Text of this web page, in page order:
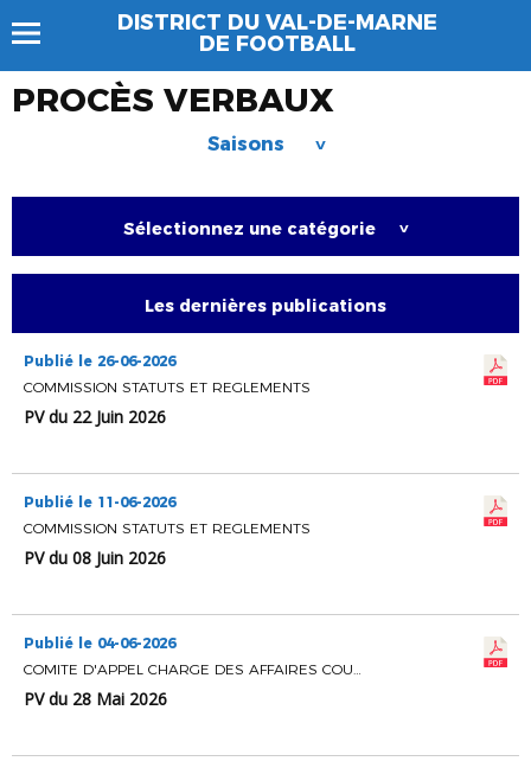
DISTRICT DU VAL-DE-MARNE
DE FOOTBALL
PROCÈS VERBAUX
Saisons >
Sélectionnez une catégorie >
Les dernières publications
Publié le 26-06-2026
COMMISSION STATUTS ET REGLEMENTS
PV du 22 Juin 2026
Publié le 11-06-2026
COMMISSION STATUTS ET REGLEMENTS
PV du 08 Juin 2026
Publié le 04-06-2026
COMITE D'APPEL CHARGE DES AFFAIRES COURANTES
PV du 28 Mai 2026